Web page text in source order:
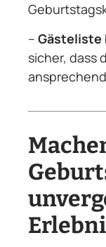
– Gästeliste
sicher, dass